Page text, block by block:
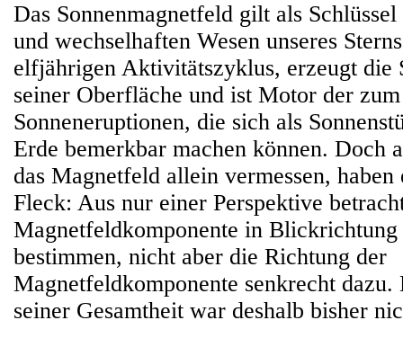
Das Sonnenmagnetfeld gilt als
und wechselhaften Wesen unseres
elfjährigen Aktivitätszyklus, erzeugt die
seiner Oberfläche und ist Motor der
Sonneneruptionen, die sich als
Erde bemerkbar machen können. Doch
das Magnetfeld allein vermessen,
Fleck: Aus nur einer Perspektive
Magnetfeldkomponente in Blickrichtung
bestimmen, nicht aber die Richtung der
Magnetfeldkomponente senkrecht
seiner Gesamtheit war deshalb bisher